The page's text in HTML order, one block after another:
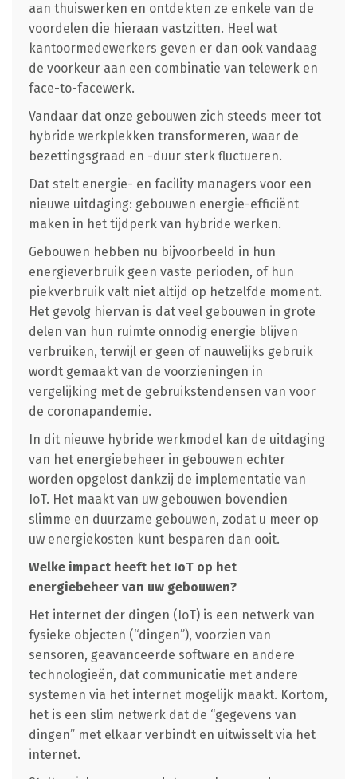
aan thuiswerken en ontdekten ze enkele van de
voordelen die hieraan vastzitten. Heel wat
kantoormedewerkers geven er dan ook vandaag
de voorkeur aan een combinatie van telewerk en
face-to-facewerk.
Vandaar dat onze gebouwen zich steeds meer tot
hybride werkplekken transformeren, waar de
bezettingsgraad en -duur sterk fluctueren.
Dat stelt energie- en facility managers voor een
nieuwe uitdaging: gebouwen energie-efficiënt
maken in het tijdperk van hybride werken.
Gebouwen hebben nu bijvoorbeeld in hun
energieverbruik geen vaste perioden, of hun
piekverbruik valt niet altijd op hetzelfde moment.
Het gevolg hiervan is dat veel gebouwen in grote
delen van hun ruimte onnodig energie blijven
verbruiken, terwijl er geen of nauwelijks gebruik
wordt gemaakt van de voorzieningen in
vergelijking met de gebruikstendensen van voor
de coronapandemie.
In dit nieuwe hybride werkmodel kan de uitdaging
van het energiebeheer in gebouwen echter
worden opgelost dankzij de implementatie van
IoT. Het maakt van uw gebouwen bovendien
slimme en duurzame gebouwen, zodat u meer op
uw energiekosten kunt besparen dan ooit.
Welke impact heeft het IoT op het
energiebeheer van uw gebouwen?
Het internet der dingen (IoT) is een netwerk van
fysieke objecten (“dingen”), voorzien van
sensoren, geavanceerde software en andere
technologieën, dat communicatie met andere
systemen via het internet mogelijk maakt. Kortom,
het is een slim netwerk dat de “gegevens van
dingen” met elkaar verbindt en uitwisselt via het
internet.